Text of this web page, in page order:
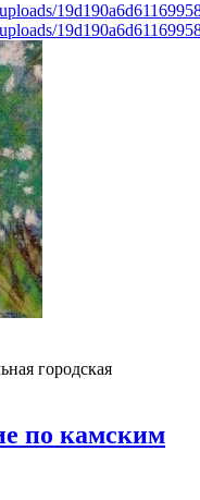
городская
по камским